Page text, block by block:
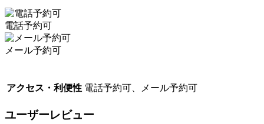
電話予約可
メール予約可
アクセス・利便性 電話予約可、メール予約可
ユーザーレビュー